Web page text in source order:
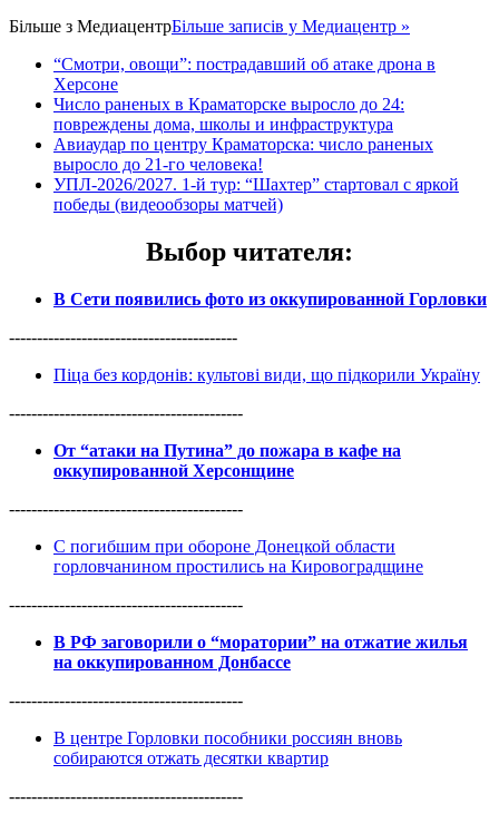
Більше з МедиацентрБільше записів у Медиацентр »
“Смотри, овощи”: пострадавший об атаке дрона в
Херсоне
Число раненых в Краматорске выросло до 24:
повреждены дома, школы и инфраструктура
Авиаудар по центру Краматорска: число раненых
выросло до 21-го человека!
УПЛ-2026/2027. 1-й тур: “Шахтер” стартовал с яркой
победы (видеообзоры матчей)
Выбор читателя:
В Сети появились фото из оккупированной Горловки
-----------------------------------------
Піца без кордонів: культові види, що підкорили Україну
------------------------------------------
От “атаки на Путина” до пожара в кафе на
оккупированной Херсонщине
------------------------------------------
С погибшим при обороне Донецкой области
горловчанином простились на Кировоградщине
------------------------------------------
В РФ заговорили о “моратории” на отжатие жилья
на оккупированном Донбассе
------------------------------------------
В центре Горловки пособники россиян вновь
собираются отжать десятки квартир
------------------------------------------